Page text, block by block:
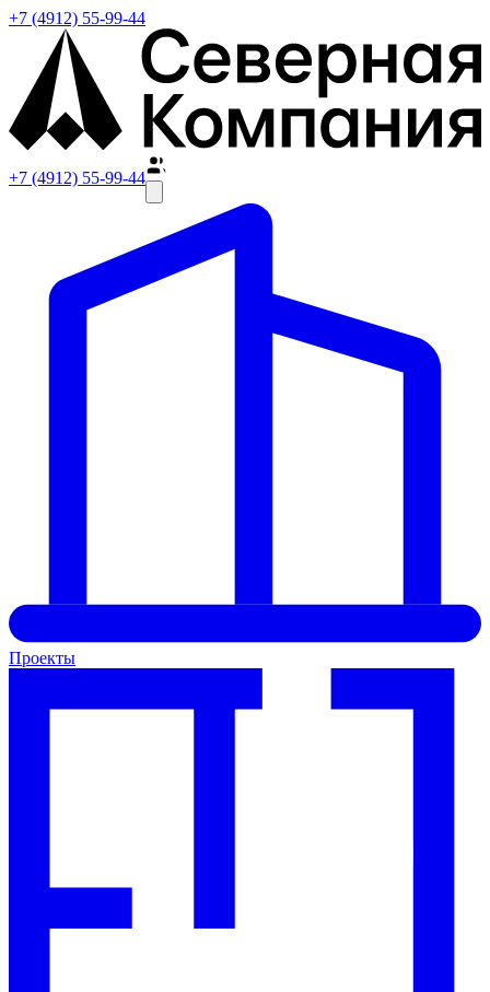
+7 (4912) 55-99-44
+7 (4912) 55-99-44
Проекты